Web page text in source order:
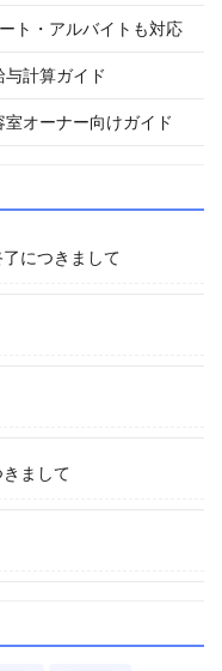
ト・アルバイトも対応
計算ガイド
オーナー向けガイド
につきまして
まして